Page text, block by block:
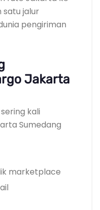
satu jalur
pengiriman
Jakarta
kali
Sumedang
marketplace